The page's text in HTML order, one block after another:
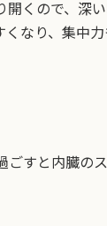
開くので、深
なり、集中力
ごすと内臓の